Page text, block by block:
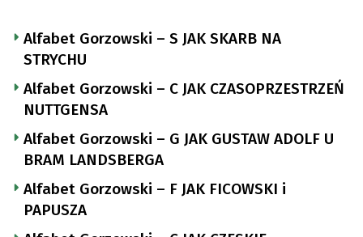
Alfabet Gorzowski – S JAK SKARB NA
STRYCHU
Alfabet Gorzowski – C JAK CZASOPRZESTRZEŃ
NUTTGENSA
Alfabet Gorzowski – G JAK GUSTAW ADOLF U
BRAM LANDSBERGA
Alfabet Gorzowski – F JAK FICOWSKI i
PAPUSZA